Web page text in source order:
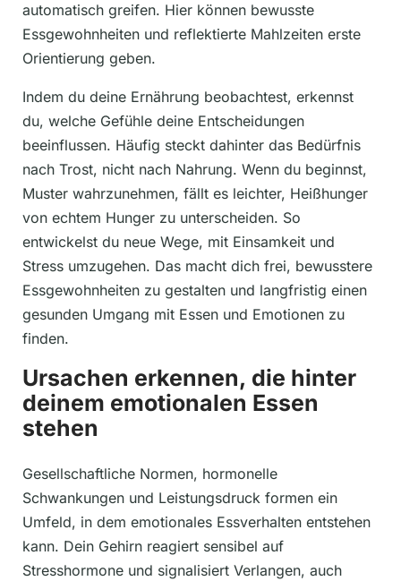
automatisch greifen. Hier können bewusste
Essgewohnheiten und reflektierte Mahlzeiten erste
Orientierung geben.
Indem du deine Ernährung beobachtest, erkennst
du, welche Gefühle deine Entscheidungen
beeinflussen. Häufig steckt dahinter das Bedürfnis
nach Trost, nicht nach Nahrung. Wenn du beginnst,
Muster wahrzunehmen, fällt es leichter, Heißhunger
von echtem Hunger zu unterscheiden. So
entwickelst du neue Wege, mit Einsamkeit und
Stress umzugehen. Das macht dich frei, bewusstere
Essgewohnheiten zu gestalten und langfristig einen
gesunden Umgang mit Essen und Emotionen zu
finden.
Ursachen erkennen, die hinter
deinem emotionalen Essen
stehen
Gesellschaftliche Normen, hormonelle
Schwankungen und Leistungsdruck formen ein
Umfeld, in dem emotionales Essverhalten entstehen
kann. Dein Gehirn reagiert sensibel auf
Stresshormone und signalisiert Verlangen, auch